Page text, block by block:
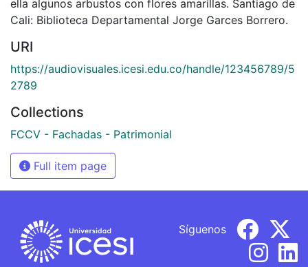
ella algunos arbustos con flores amarillas. Santiago de
Cali: Biblioteca Departamental Jorge Garces Borrero.
URI
https://audiovisuales.icesi.edu.co/handle/123456789/5
2789
Collections
FCCV - Fachadas - Patrimonial
Full item page
Síguenos